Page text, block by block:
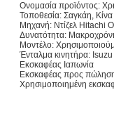
Ονομασία προϊόντος:
Τοποθεσία: Σαγκάη, Κίνα
Μηχανή: Ντίζελ Hitachi
Δυνατότητα:
Μοντέλο:
Ένταλμα κινητήρα:
Εκσκαφέας Ιαπωνία
Εκσκαφέας προς
Χρησιμοποιημένη